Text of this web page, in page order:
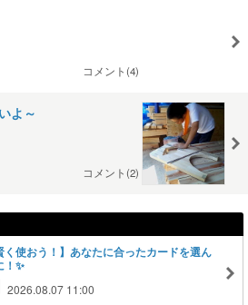
コメント(4)
よ～
コメント(2)
く使おう！】あなたに合ったカードを選ん
！✨
2026.08.07 11:00